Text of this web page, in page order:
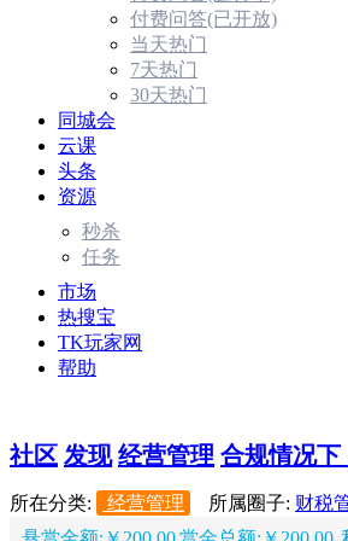
付费问答(已开放)
当天热门
7天热门
30天热门
同城会
云课
头条
资源
秒杀
任务
市场
热搜宝
TK玩家网
帮助
社区 发现 经营管理 合规情况下
所在分类: 经营管理 所属圈子: 财税